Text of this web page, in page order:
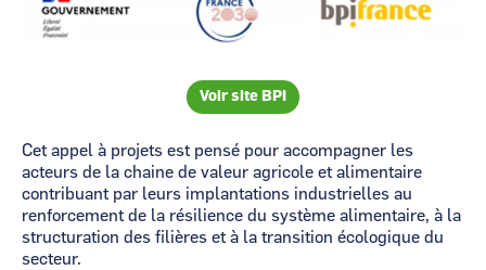
Voir site BPI
Cet appel à projets est pensé pour accompagner les
acteurs de la chaine de valeur agricole et alimentaire
contribuant par leurs implantations industrielles au
renforcement de la résilience du système alimentaire, à la
structuration des filières et à la transition écologique du
secteur.